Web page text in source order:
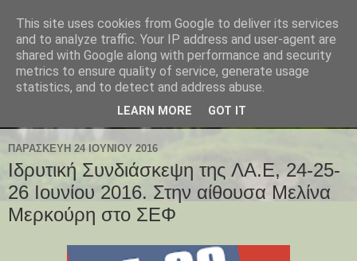
ΠΑΡΑΣΚΕΥΉ 24 ΙΟΥΝΊΟΥ 2016
Ιδρυτική Συνδιάσκεψη της ΛΑ.Ε, 24-25-
26 Ιουνίου 2016. Στην αίθουσα Μελίνα
Μερκούρη στο ΣΕΦ
This site uses cookies from Google to deliver its services
and to analyze traffic. Your IP address and user-agent are
shared with Google along with performance and security
metrics to ensure quality of service, generate usage
statistics, and to detect and address abuse.
LEARN MORE GOT IT